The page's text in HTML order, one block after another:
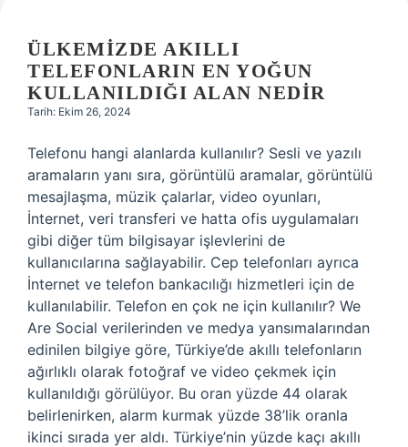
ÜLKEMIZDE AKILLI
TELEFONLARIN EN YOĞUN
KULLANILDIĞI ALAN NEDIR
Tarih: Ekim 26, 2024
Telefonu hangi alanlarda kullanılır? Sesli ve yazılı
aramaların yanı sıra, görüntülü aramalar, görüntülü
mesajlaşma, müzik çalarlar, video oyunları,
İnternet, veri transferi ve hatta ofis uygulamaları
gibi diğer tüm bilgisayar işlevlerini de
kullanıcılarına sağlayabilir. Cep telefonları ayrıca
İnternet ve telefon bankacılığı hizmetleri için de
kullanılabilir. Telefon en çok ne için kullanılır? We
Are Social verilerinden ve medya yansımalarından
edinilen bilgiye göre, Türkiye’de akıllı telefonların
ağırlıklı olarak fotoğraf ve video çekmek için
kullanıldığı görülüyor. Bu oran yüzde 44 olarak
belirlenirken, alarm kurmak yüzde 38’lik oranla
ikinci sırada yer aldı. Türkiye’nin yüzde kaçı akıllı